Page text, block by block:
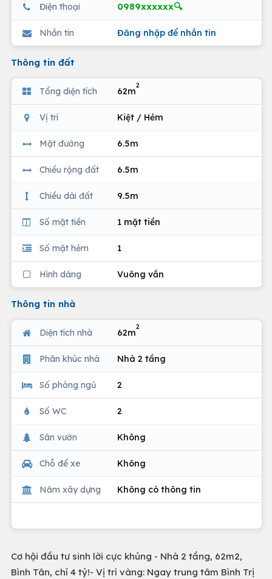
Điện thoại 0989xxxxxx🔍
Nhắn tin Đăng nhập để nhắn tin
Thông tin đất
Tổng diện tích 62m
2
Vị trí Kiệt / Hẻm
Mặt đường 6.5m
Chiều rộng đất 6.5m
Chiều dài đất 9.5m
Số mặt tiền 1 mặt tiền
Số mặt hẻm 1
Hình dáng Vuông vắn
Thông tin nhà
Diện tích nhà 62m
2
Phân khúc nhà Nhà 2 tầng
Số phòng ngủ 2
Số WC 2
Sân vườn Không
Chỗ để xe Không
Năm xây dựng Không có thông tin
Cơ hội đầu tư sinh lời cực khủng - Nhà 2 tầng, 62m2,
Bình Tân, chỉ 4 tỷ!- Vị trí vàng: Ngay trung tâm Bình Trị